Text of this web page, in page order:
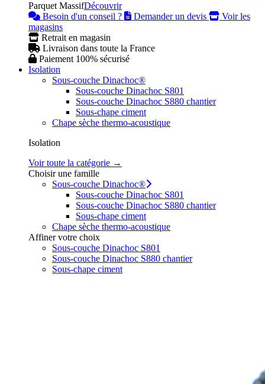
Parquet MassifDécouvrir
Besoin d'un conseil ?
Demander un devis
Voir les
magasins
Retrait en magasin
Livraison dans toute la France
Paiement 100% sécurisé
Isolation
Sous-couche Dinachoc®
Sous-couche Dinachoc S801
Sous-couche Dinachoc S880 chantier
Sous-chape ciment
Chape sèche thermo-acoustique
Isolation
Voir toute la catégorie →
Choisir une famille
Sous-couche Dinachoc®
Sous-couche Dinachoc S801
Sous-couche Dinachoc S880 chantier
Sous-chape ciment
Chape sèche thermo-acoustique
Affiner votre choix
Sous-couche Dinachoc S801
Sous-couche Dinachoc S880 chantier
Sous-chape ciment